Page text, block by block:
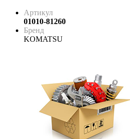
Артикул
01010-81260
Бренд
KOMATSU